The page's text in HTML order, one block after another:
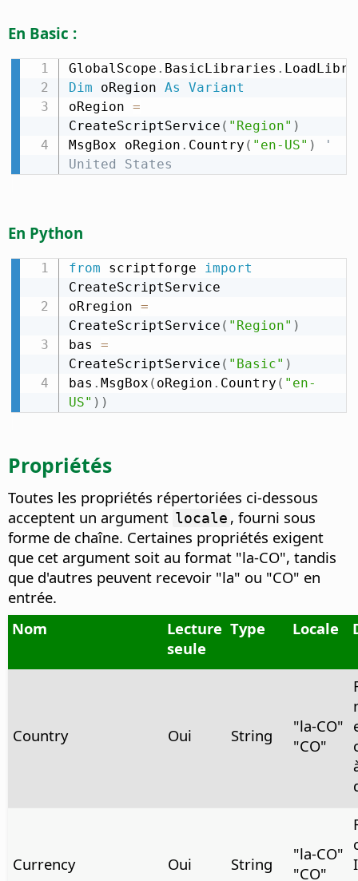
En Basic :
GlobalScope . BasicLibraries .
Dim oRegion As
Variant
oRegion =
CreateScriptService ( "Region" )
MsgBox oRegion . Country ( "en-US" )
'
United States
En Python
from scriptforge
import
CreateScriptService
oRregion =
CreateScriptService ( "Region" )
bas =
CreateScriptService ( "Basic" )
bas . MsgBox ( oRegion . Country ( "en-
US" ) )
Propriétés
Toutes les propriétés répertoriées ci-dessous
acceptent un argument locale , fourni sous
forme de chaîne. Certaines propriétés exigent
que cet argument soit au format "la-CO", tandis
que d'autres peuvent recevoir "la" ou "CO" en
entrée.
Nom
Lecture
seule
Type Locale
Country Oui String
"la‑CO"
"CO"
Currency Oui String
"la-CO"
"CO"